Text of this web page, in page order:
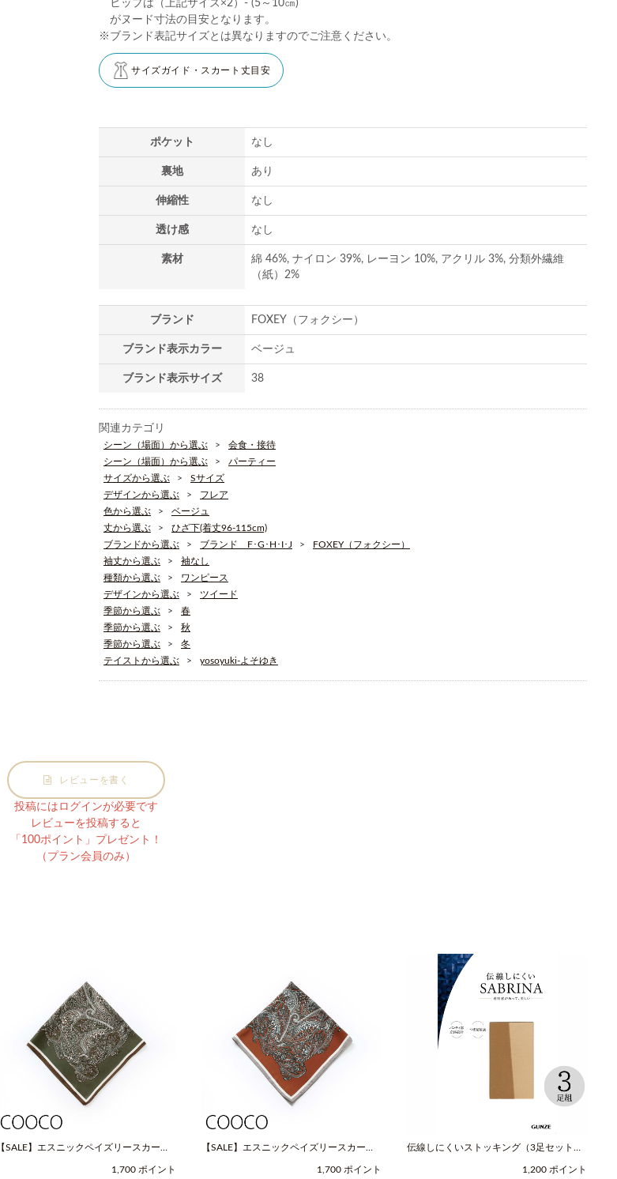
ヒップは（上記サイズ×2）- (5～10㎝)
がヌード寸法の目安となります。
※ブランド表記サイズとは異なりますのでご注意ください。
サイズガイド・スカート丈目安
ポケット なし
裏地 あり
伸縮性 なし
透け感 なし
素材
綿 46%, ナイロン 39%, レーヨン 10%, アクリル 3%, 分類外繊維
（紙）2%
ブランド FOXEY（フォクシー）
ブランド表示カラー ベージュ
ブランド表示サイズ 38
関連カテゴリ
シーン（場面）から選ぶ
会食・接待
シーン（場面）から選ぶ
パーティー
サイズから選ぶ
Sサイズ
デザインから選ぶ
フレア
色から選ぶ
ベージュ
丈から選ぶ
ひざ下(着丈96-115cm)
ブランドから選ぶ
ブランド F･G･H･I･J
FOXEY（フォクシー）
袖丈から選ぶ
袖なし
種類から選ぶ
ワンピース
デザインから選ぶ
ツイード
季節から選ぶ
春
季節から選ぶ
秋
季節から選ぶ
冬
テイストから選ぶ
yosoyuki-よそゆき
レビューを書く
投稿にはログインが必要です
レビューを投稿すると
「100ポイント」プレゼント！
（プラン会員のみ）
【SALE】エスニックペイズリースカーフ
1,700 ポイント
【SALE】エスニックペイズリースカーフ
1,700 ポイント
伝線しにくいストッキング（3足セット）
1,200 ポイント